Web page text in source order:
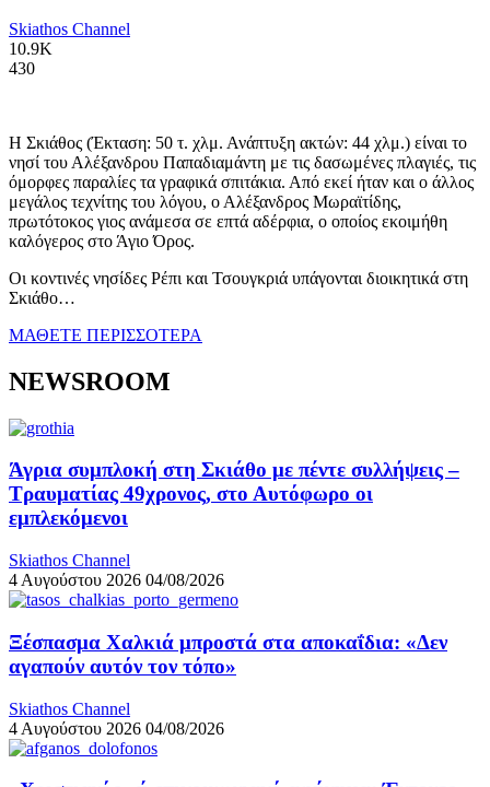
Skiathos Channel
10.9K
430
Η Σκιάθος (Έκταση: 50 τ. χλμ. Ανάπτυξη ακτών: 44 χλμ.) είναι το
νησί του Αλέξανδρου Παπαδιαμάντη με τις δασωμένες πλαγιές, τις
όμορφες παραλίες τα γραφικά σπιτάκια. Από εκεί ήταν και ο άλλος
μεγάλος τεχνίτης του λόγου, ο Αλέξανδρος Μωραϊτίδης,
πρωτότοκος γιος ανάμεσα σε επτά αδέρφια, ο οποίος εκοιμήθη
καλόγερος στο Άγιο Όρος.
Οι κοντινές νησίδες Ρέπι και Τσουγκριά υπάγονται διοικητικά στη
Σκιάθο…
ΜΑΘΕΤΕ ΠΕΡΙΣΣΟΤΕΡΑ
NEWSROOM
Άγρια συμπλοκή στη Σκιάθο με πέντε συλλήψεις –
Τραυματίας 49χρονος, στο Αυτόφωρο οι
εμπλεκόμενοι
Skiathos Channel
4 Αυγούστου 2026 04/08/2026
Ξέσπασμα Χαλκιά μπροστά στα αποκαΐδια: «Δεν
αγαπούν αυτόν τον τόπο»
Skiathos Channel
4 Αυγούστου 2026 04/08/2026